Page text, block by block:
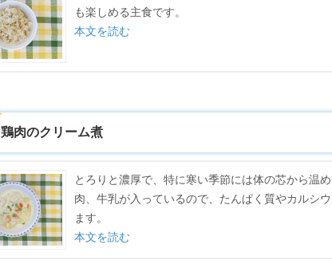
も楽しめる主食です。
本文を読む
鶏肉のクリーム煮
とろりと濃厚で、特に寒い季節には体の芯から温
肉、牛乳が入っているので、たんぱく質やカルシ
ます。
本文を読む